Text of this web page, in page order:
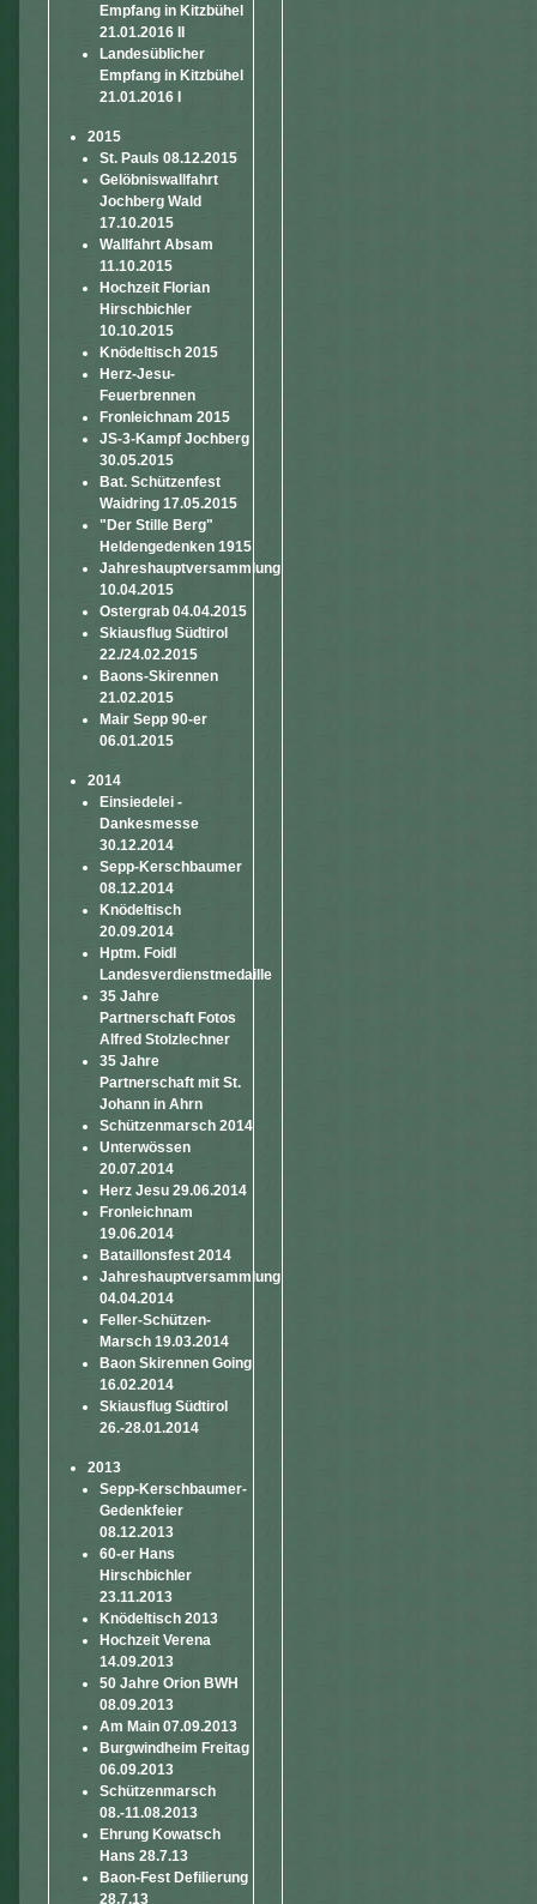
Empfang in Kitzbühel
21.01.2016 II
Landesüblicher
Empfang in Kitzbühel
21.01.2016 I
2015
St. Pauls 08.12.2015
Gelöbniswallfahrt
Jochberg Wald
17.10.2015
Wallfahrt Absam
11.10.2015
Hochzeit Florian
Hirschbichler
10.10.2015
Knödeltisch 2015
Herz-Jesu-
Feuerbrennen
Fronleichnam 2015
JS-3-Kampf Jochberg
30.05.2015
Bat. Schützenfest
Waidring 17.05.2015
"Der Stille Berg"
Heldengedenken 1915
Jahreshauptversammlung
10.04.2015
Ostergrab 04.04.2015
Skiausflug Südtirol
22./24.02.2015
Baons-Skirennen
21.02.2015
Mair Sepp 90-er
06.01.2015
2014
Einsiedelei -
Dankesmesse
30.12.2014
Sepp-Kerschbaumer
08.12.2014
Knödeltisch
20.09.2014
Hptm. Foidl
Landesverdienstmedaille
35 Jahre
Partnerschaft Fotos
Alfred Stolzlechner
35 Jahre
Partnerschaft mit St.
Johann in Ahrn
Schützenmarsch 2014
Unterwössen
20.07.2014
Herz Jesu 29.06.2014
Fronleichnam
19.06.2014
Bataillonsfest 2014
Jahreshauptversammlung
04.04.2014
Feller-Schützen-
Marsch 19.03.2014
Baon Skirennen Going
16.02.2014
Skiausflug Südtirol
26.-28.01.2014
2013
Sepp-Kerschbaumer-
Gedenkfeier
08.12.2013
60-er Hans
Hirschbichler
23.11.2013
Knödeltisch 2013
Hochzeit Verena
14.09.2013
50 Jahre Orion BWH
08.09.2013
Am Main 07.09.2013
Burgwindheim Freitag
06.09.2013
Schützenmarsch
08.-11.08.2013
Ehrung Kowatsch
Hans 28.7.13
Baon-Fest Defilierung
28.7.13